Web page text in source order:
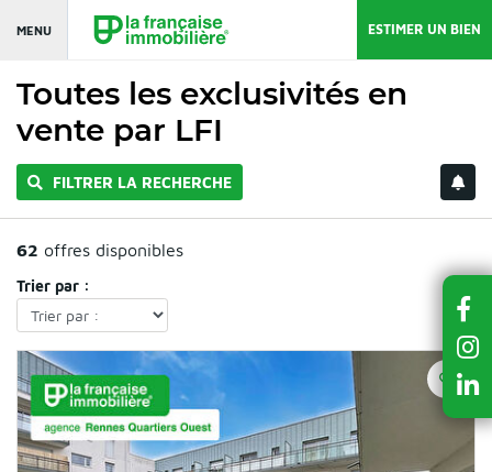
MENU ESTIMER UN BIEN
Toutes les exclusivités en
vente par LFI
FILTRER LA RECHERCHE
62 offres disponibles
Trier par :